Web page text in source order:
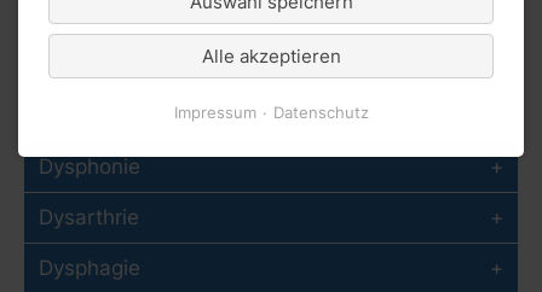
Dysphonie
Dysarthrie
Dysphagie
Alle akzeptieren
Impressum Datenschutz